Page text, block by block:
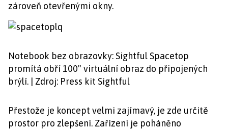
zároveň otevřenými okny.
Notebook bez obrazovky: Sightful Spacetop
promítá obří 100" virtuální obraz do připojených
brýlí. | Zdroj: Press kit Sightful
Přestože je koncept velmi zajímavý, je zde určitě
prostor pro zlepšení. Zařízení je poháněno